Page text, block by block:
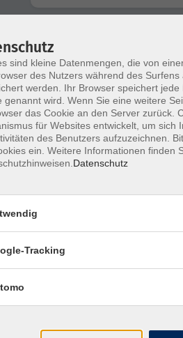
Modul 1 des NIC
CMD-Therapeut
Modul 2 des NIC -
Modul 1 des NIC
sind kleine Datenmengen, die von
des Nutzers während des
werden. Ihr Browser speichert
genannt wird. Wenn Sie eine weitere
das Cookie an den Server zurück.
für Websites entwickelt, um sich
des Benutzers aufzuzeichnen.
ein. Weitere Informationen finden
Datenschutz
Tracking